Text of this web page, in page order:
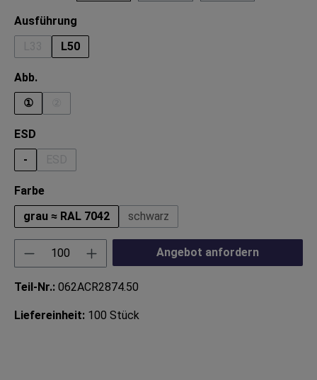
Ausführung
(Diese Option ist zurzeit nicht verfügbar.)
L50
Abb.
①
(Diese Option ist zurzeit nicht verfügbar.)
ESD
-
(Diese Option ist zurzeit nicht verfügbar.)
Farbeauswählen
grau ≈ RAL 7042
schwarz
Produkt Anzahl: Gib den gewünschten
Angebot anfordern
Teil-Nr.: 062ACR2874.50
Liefereinheit: 100 Stück